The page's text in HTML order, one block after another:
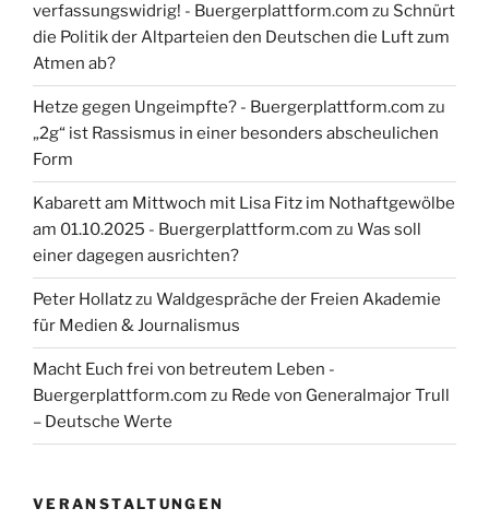
verfassungswidrig! - Buergerplattform.com zu Schnürt
die Politik der Altparteien den Deutschen die Luft zum
Atmen ab?
Hetze gegen Ungeimpfte? - Buergerplattform.com zu
„2g“ ist Rassismus in einer besonders abscheulichen
Form
Kabarett am Mittwoch mit Lisa Fitz im Nothaftgewölbe
am 01.10.2025 - Buergerplattform.com zu Was soll
einer dagegen ausrichten?
Peter Hollatzzu Waldgespräche der Freien Akademie
für Medien & Journalismus
Macht Euch frei von betreutem Leben -
Buergerplattform.com zu Rede von Generalmajor Trull
– Deutsche Werte
VERANSTALTUNGEN